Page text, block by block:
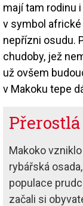
mají tam rodinu
v symbol
nepřízni osudu.
chudoby, jež
už ovšem
v Makoku tepe
Makoko
rybářská
populace
začali si